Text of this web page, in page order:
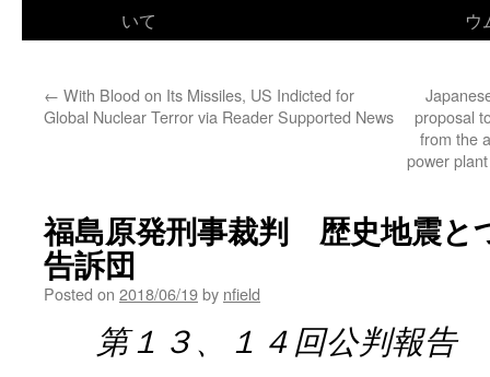
いて
ウ
← With Blood on Its Missiles, US Indicted for
Global Nuclear Terror via Reader Supported News
proposal
from the
power
福島原発刑事裁判 歴史地震と
告訴団
Posted on 2018/06/19by nfield
第１３、１４回公判報告